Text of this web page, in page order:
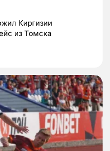
Киргизии
из Томска